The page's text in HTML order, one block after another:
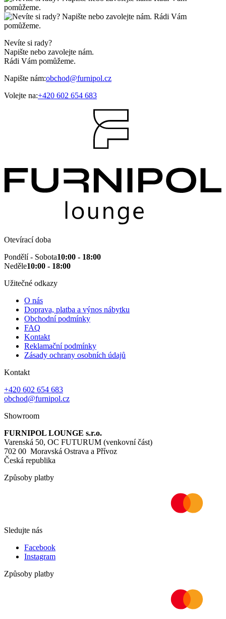
Nevíte si rady?
Napište nebo zavolejte nám.
Rádi Vám pomůžeme.
Napište nám:obchod@furnipol.cz
Volejte na:+420 602 654 683
Otevírací doba
Pondělí - Sobota10:00 - 18:00
Neděle10:00 - 18:00
Užitečné odkazy
O nás
Doprava, platba a výnos nábytku
Obchodní podmínky
FAQ
Kontakt
Reklamační podmínky
Zásady ochrany osobních údajů
Kontakt
+420 602 654 683
obchod@furnipol.cz
Showroom
FURNIPOL LOUNGE s.r.o.
Varenská 50, OC FUTURUM (venkovní část)
702 00 Moravská Ostrava a Přívoz
Česká republika
Způsoby platby
Sledujte nás
Facebook
Instagram
Způsoby platby